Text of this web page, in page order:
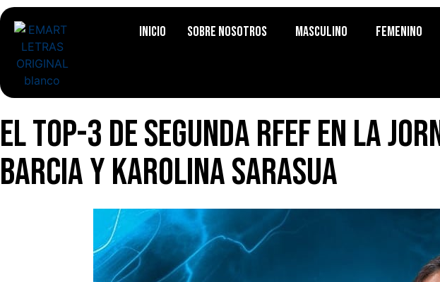
Inicio Sobre Nosotros Masculino Femenino
El top-3 de Segunda RFEF en la
Barcia y Karolina Sarasua